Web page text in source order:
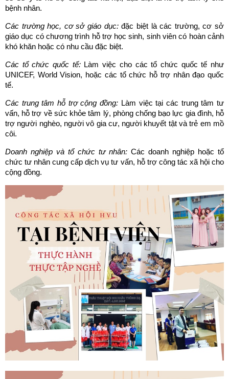
bệnh nhân.
Các trường học, cơ sở giáo dục:đặc biệt là các trường, cơ sở
giáo dục có chương trình hỗ trợ học sinh, sinh viên có hoàn cảnh
khó khăn hoặc có nhu cầu đặc biệt.
Các tổ chức quốc tế:Làm việc cho các tổ chức quốc tế như
UNICEF, World Vision, hoặc các tổ chức hỗ trợ nhân đạo quốc
tế.
Các trung tâm hỗ trợ cộng đồng: Làm việc tại các trung tâm tư
vấn, hỗ trợ về sức khỏe tâm lý, phòng chống bạo lực gia đình, hỗ
trợ người nghèo, người vô gia cư, người khuyết tật và trẻ em mồ
côi.
Doanh nghiệp và tổ chức tư nhân: Các doanh nghiệp hoặc tổ
chức tư nhân cung cấp dịch vụ tư vấn, hỗ trợ công tác xã hội cho
cộng đồng.